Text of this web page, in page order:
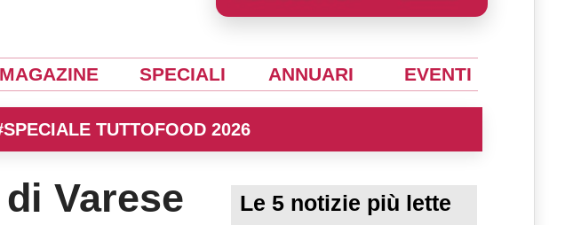
SPECIALI ANNUARI EVENTI
TUTTOFOOD 2026
Varese
Le 5 notizie più lette